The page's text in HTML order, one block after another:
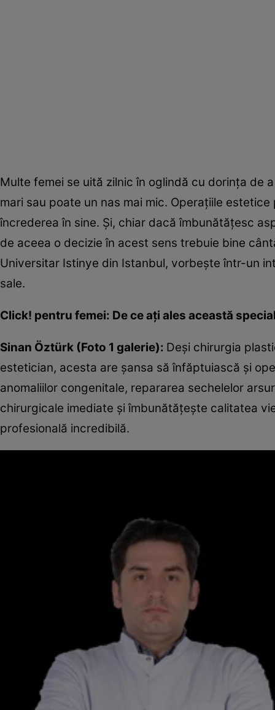
Multe femei se uită zilnic în oglindă cu dorinţa de
mari sau poate un nas mai mic. Operaţiile
încrederea în sine. Şi, chiar dacă îmbunătăţesc
de aceea o decizie în acest sens trebuie bine
Universitar Istinye din Istanbul, vorbeşte într-un
sale.
Click! pentru femei: De ce aţi ales această
Sinan Öztürk (Foto 1 galerie): Deşi chirurgia
estetician, acesta are şansa să înfăptuiască şi
anomaliilor congenitale, repararea sechelelor
chirurgicale imediate şi îmbunătăţeşte calitatea
profesională incredibilă.